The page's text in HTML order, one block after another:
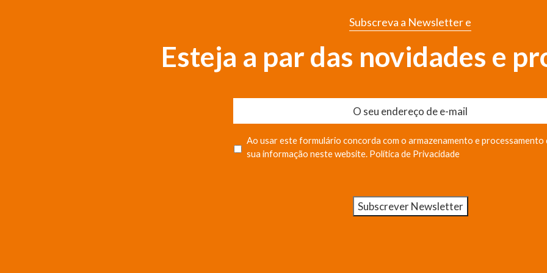
Subscreva a Newsletter e
Esteja a par das novidades e
Ao usar este formulário concorda com o armazenamento e processamento
sua informação neste website. Política de Privacidade